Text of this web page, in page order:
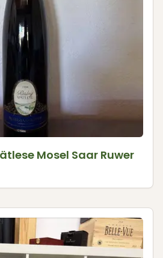
Mosel Saar Ruwer